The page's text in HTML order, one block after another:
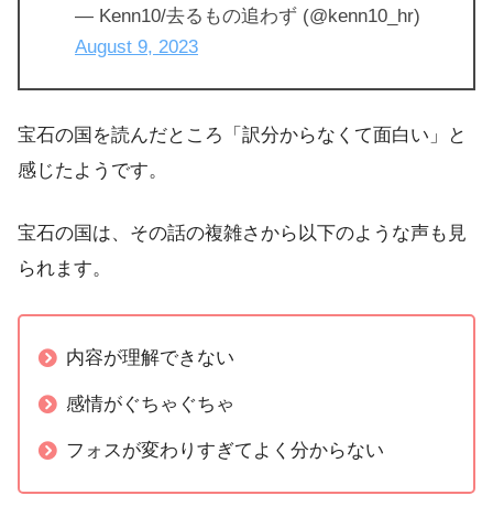
— Kenn10/去るもの追わず (@kenn10_hr)
August 9, 2023
宝石の国を読んだところ「訳分からなくて面白い」と
感じたようです。
宝石の国は、その話の複雑さから以下のような声も見
られます。
内容が理解できない
感情がぐちゃぐちゃ
フォスが変わりすぎてよく分からない